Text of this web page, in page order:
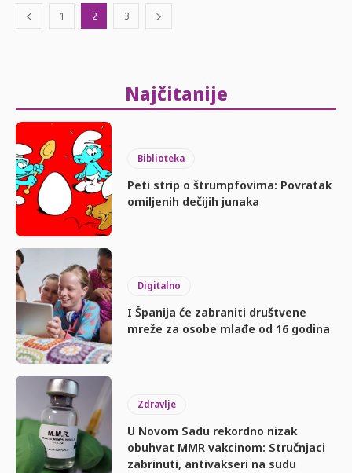
1 2 3
Najčitanije
Biblioteka
Peti strip o štrumpfovima: Povratak
omiljenih dečijih junaka
Digitalno
I Španija će zabraniti društvene
mreže za osobe mlađe od 16 godina
Zdravlje
U Novom Sadu rekordno nizak
obuhvat MMR vakcinom: Stručnjaci
zabrinuti, antivakseri na sudu